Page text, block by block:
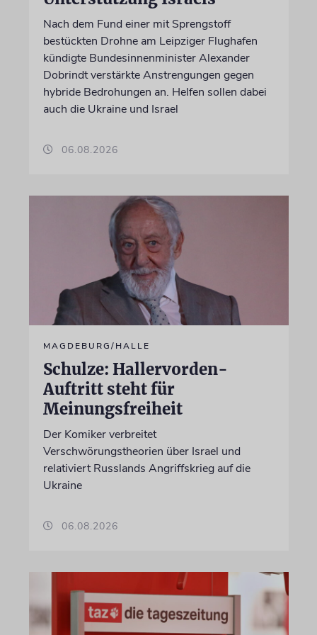
Nach dem Fund einer mit Sprengstoff
bestückten Drohne am Leipziger Flughafen
kündigte Bundesinnenminister Alexander
Dobrindt verstärkte Anstrengungen gegen
hybride Bedrohungen an. Helfen sollen dabei
auch die Ukraine und Israel
06.08.2026
MAGDEBURG/HALLE
Schulze: Hallervorden-
Auftritt steht für
Meinungsfreiheit
Der Komiker verbreitet
Verschwörungstheorien über Israel und
relativiert Russlands Angriffskrieg auf die
Ukraine
06.08.2026